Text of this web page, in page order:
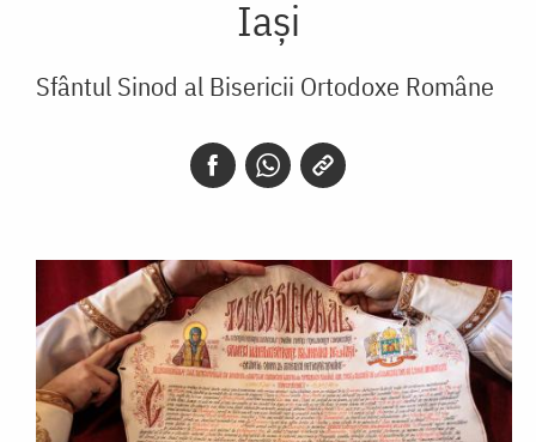
Iași
Sfântul Sinod al Bisericii Ortodoxe Române